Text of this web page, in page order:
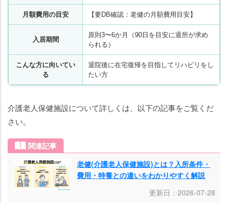
月額費用の目安 【要DB確認：老健の月額費用目安】
入居期間
原則3〜6か月（90日を目安に退所が求め
られる）
こんな方に向いてい
る
退院後に在宅復帰を目指してリハビリをし
たい方
介護老人保健施設について詳しくは、以下の記事をご覧くだ
さい。
関連記事
老健(介護老人保健施設)とは？入所条件・
費用・特養との違いをわかりやすく解説
更新日：2026-07-28